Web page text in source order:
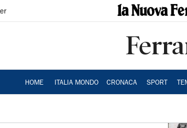
HOME ITALIA MONDO CRONACA SPORT